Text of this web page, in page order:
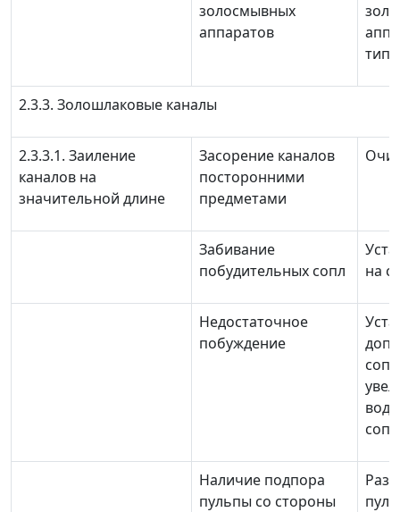
золосмывных
аппаратов
2.3.3. Золошлаковые каналы
2.3.3.1. Заиление
каналов на
значительной длине
Засорение каналов
посторонними
предметами
Забивание
побудительных сопл
на
Недостаточное
побуждение
сопл
Наличие подпора
пульпы со стороны